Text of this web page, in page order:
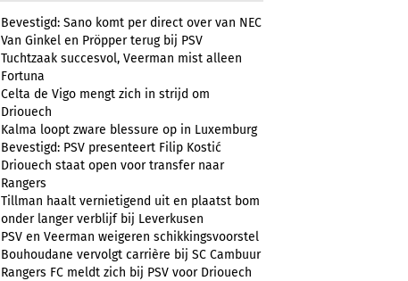
Bevestigd: Sano komt per direct over van NEC
Van Ginkel en Pröpper terug bij PSV
Tuchtzaak succesvol, Veerman mist alleen
Fortuna
Celta de Vigo mengt zich in strijd om
Driouech
Kalma loopt zware blessure op in Luxemburg
Bevestigd: PSV presenteert Filip Kostić
Driouech staat open voor transfer naar
Rangers
Tillman haalt vernietigend uit en plaatst bom
onder langer verblijf bij Leverkusen
PSV en Veerman weigeren schikkingsvoorstel
Bouhoudane vervolgt carrière bij SC Cambuur
Rangers FC meldt zich bij PSV voor Driouech